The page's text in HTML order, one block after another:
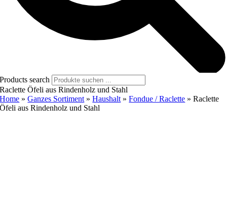
Products search
Raclette Öfeli aus Rindenholz und Stahl
Home »Ganzes Sortiment »Haushalt »Fondue / Raclette »Raclette
Öfeli aus Rindenholz und Stahl